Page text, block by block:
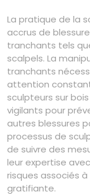
La pratique de la
accrus de
tranchants tels
scalpels. La
tranchants
attention
sculpteurs sur
vigilants pour
autres blessures
processus de
de suivre des
leur expertise
risques associés
gratifiante.